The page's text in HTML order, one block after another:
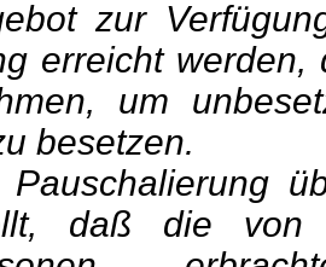
zur
erreicht
um
besetzen.
daß die von